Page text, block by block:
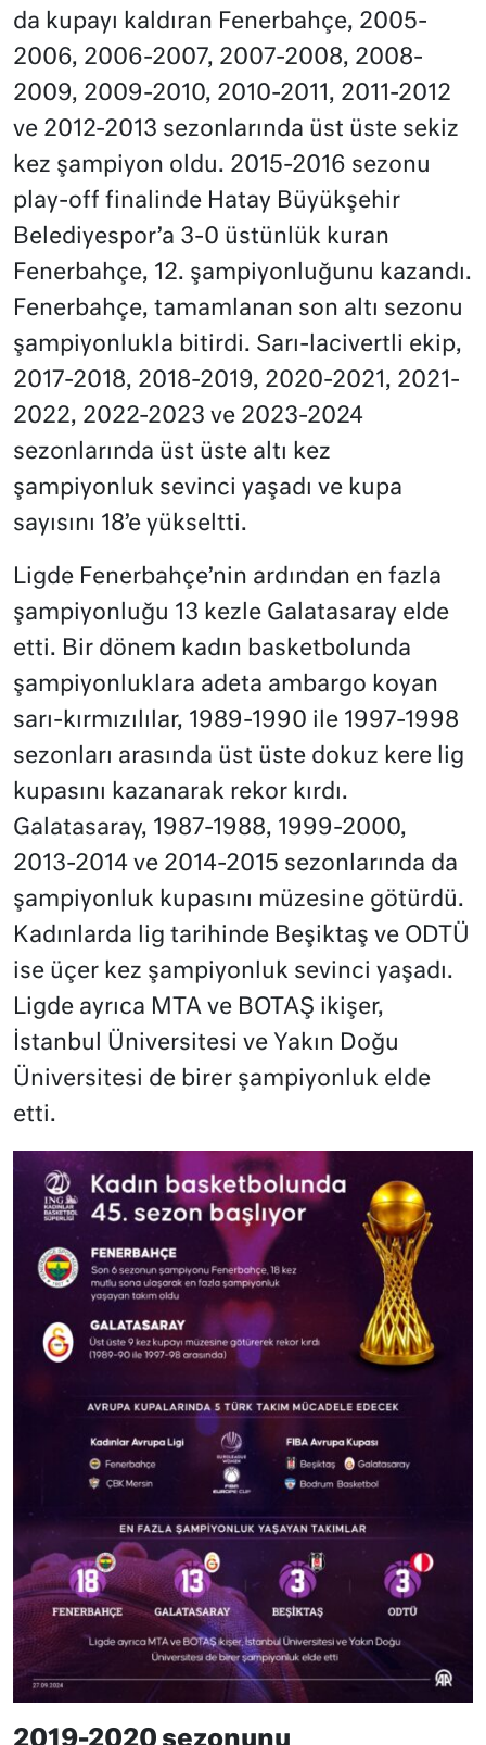
da kupayı kaldıran Fenerbahçe, 2005-
2006, 2006-2007, 2007-2008, 2008-
2009, 2009-2010, 2010-2011, 2011-2012
ve 2012-2013 sezonlarında üst üste sekiz
kez şampiyon oldu. 2015-2016 sezonu
play-off finalinde Hatay Büyükşehir
Belediyespor’a 3-0 üstünlük kuran
Fenerbahçe, 12. şampiyonluğunu kazandı.
Fenerbahçe, tamamlanan son altı sezonu
şampiyonlukla bitirdi. Sarı-lacivertli ekip,
2017-2018, 2018-2019, 2020-2021, 2021-
2022, 2022-2023 ve 2023-2024
sezonlarında üst üste altı kez
şampiyonluk sevinci yaşadı ve kupa
sayısını 18’e yükseltti.
Ligde Fenerbahçe’nin ardından en fazla
şampiyonluğu 13 kezle Galatasaray elde
etti. Bir dönem kadın basketbolunda
şampiyonluklara adeta ambargo koyan
sarı-kırmızılılar, 1989-1990 ile 1997-1998
sezonları arasında üst üste dokuz kere lig
kupasını kazanarak rekor kırdı.
Galatasaray, 1987-1988, 1999-2000,
2013-2014 ve 2014-2015 sezonlarında da
şampiyonluk kupasını müzesine götürdü.
Kadınlarda lig tarihinde Beşiktaş ve ODTÜ
ise üçer kez şampiyonluk sevinci yaşadı.
Ligde ayrıca MTA ve BOTAŞ ikişer,
İstanbul Üniversitesi ve Yakın Doğu
Üniversitesi de birer şampiyonluk elde
etti.